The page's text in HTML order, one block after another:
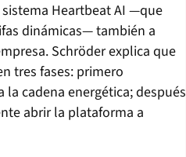
Heartbeat AI —que
dinámicas— también a
Schröder explica que
tres fases: primero
cadena energética; después
abrir la plataforma a